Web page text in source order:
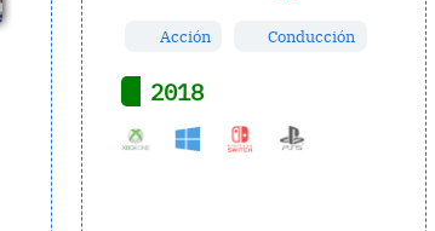
Acción Conducción
2018